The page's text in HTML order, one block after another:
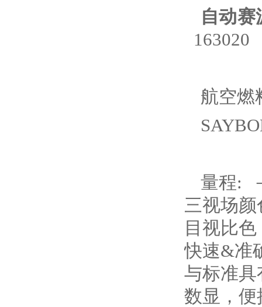
自动赛
163020
航空燃
量程:
三视场
目视比
快速&
与标准
数显，